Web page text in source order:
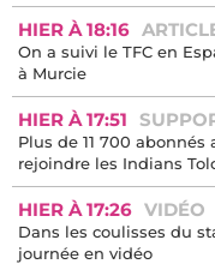
HIER À 18:16
On a suivi le TFC en
à Murcie
HIER À 17:51
Plus de 11 700
rejoindre les Indians
HIER À 17:26 VIDÉO
Dans les coulisses du
journée en vidéo